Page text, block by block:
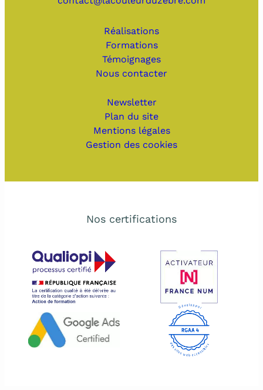
Réalisations
Formations
Témoignages
Nous contacter
Newsletter
Plan du site
Mentions légales
Gestion des cookies
Nos certifications